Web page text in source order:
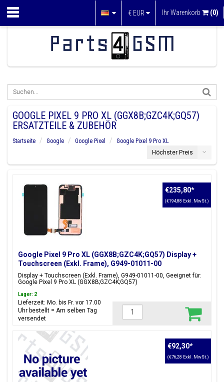
€ EUR Ihr Warenkorb (0)
GOOGLE PIXEL 9 PRO XL (GGX8B;GZC4K;GQ57)
ERSATZTEILE & ZUBEHÖR
Startseite Google Google Pixel
Google Pixel 9 Pro XL
Höchster Preis
Google Pixel 9 Pro XL (GGX8B;GZC4K;GQ57) Display +
Touchscreen (Exkl. Frame), G949-01011-00
Display + Touchscreen (Exkl. Frame), G949-01011-00, Geeignet für:
Google Pixel 9 Pro XL (GGX8B;GZC4K;GQ57)
€235,80*
(€194,88 Exkl. MwSt.)
Lager: 2
Lieferzeit: Mo. bis Fr. vor 17.00
Uhr bestellt = Am selben Tag
versendet
€92,30*
(€76,28 Exkl. MwSt.)